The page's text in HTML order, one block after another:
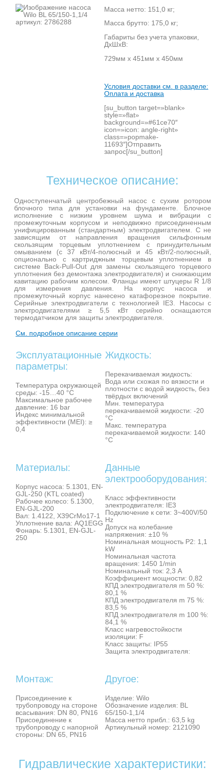
Масса нетто: 151,0 кг;
Масса брутто: 175,0 кг;
Габариты без учета упаковки,
ДхШхВ:
729мм х 451мм х 450мм
Условия доставки см. в разделе:
Оплата и доставка
[su_button target=»blank»
style=»flat»
background=»#61ce70″
icon=»icon: angle-right»
class=»popmake-
11693″]Отправить
запрос[/su_button]
Техническое описание:
Одноступенчатый центробежный насос с сухим ротором
блочного типа для установки на фундаменте. Блочное
исполнение с низким уровнем шума и вибрации с
промежуточным корпусом и неподвижно присоединенным
унифицированным (стандартным) электродвигателем. С не
зависящим от направления вращения сильфонным
скользящим торцевым уплотнением с принудительным
омыванием (с 37 кВт/4-полюсный и 45 кВт/2-полюсный,
опционально с картриджным торцевым уплотнением в
системе Back-Pull-Out для замены скользящего торцевого
уплотнения без демонтажа электродвигателя) и снижающим
кавитацию рабочим колесом. Фланцы имеют штуцеры R 1/8
для измерения давления. На корпус насоса и
промежуточный корпус нанесено катафорезное покрытие.
Серийные электродвигатели с технологией IE3. Насосы с
электродвигателями ≥ 5,5 кВт серийно оснащаются
термодатчиком для защиты электродвигателя.
См. подробное описание серии
Эксплуатационные
параметры:
Температура окружающей
среды: -15…40 °C
Максимальное рабочее
давление: 16 bar
Индекс минимальной
эффективности (MEI): ≥
0,4
Жидкость:
Перекачиваемая жидкость:
Вода или схожая по вязкости и
плотности с водой жидкость, без
твёрдых включений
Мин. температура
перекачиваемой жидкости: -20
°C
Макс. температура
перекачиваемой жидкости: 140
°C
Материалы:
Корпус насоса: 5.1301, EN-
GJL-250 (KTL coated)
Рабочее колесо: 5.1300,
EN-GJL-200
Вал: 1.4122, X39CrMo17-1
Уплотнение вала: AQ1EGG
Фонарь: 5.1301, EN-GJL-
250
Данные
электрооборудования:
Класс эффективности
электродвигателя: IE3
Подключение к сети: 3~400V/50
Hz
Допуск на колебание
напряжения: ±10 %
Номинальная мощность Р2: 1,1
kW
Номинальная частота
вращения: 1450 1/min
Номинальный ток: 2,3 A
Коэффициент мощности: 0,82
КПД электродвигателя m 50 %:
80,1 %
КПД электродвигателя m 75 %:
83,5 %
КПД электродвигателя m 100 %:
84,1 %
Класс нагревостойкости
изоляции: F
Класс защиты: IP55
Защита электродвигателя:
Монтаж:
Присоединение к
трубопроводу на стороне
всасывания: DN 80, PN16
Присоединение к
трубопроводу с напорной
стороны: DN 65, PN16
Другое:
Изделие: Wilo
Обозначение изделия: BL
65/150-1,1/4
Масса нетто прибл.: 63,5 kg
Артикульный номер: 2121090
Гидравлические характеристики: